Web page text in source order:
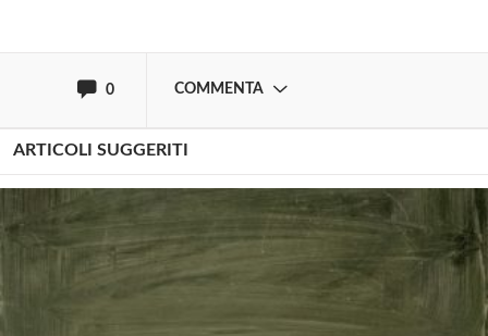
0 COMMENTA
ARTICOLI SUGGERITI